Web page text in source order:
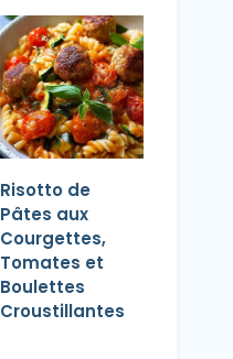
Risotto de
Pâtes aux
Courgettes,
Tomates et
Boulettes
Croustillantes